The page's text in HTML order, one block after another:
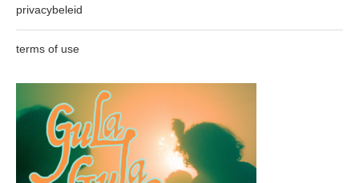
privacybeleid
terms of use